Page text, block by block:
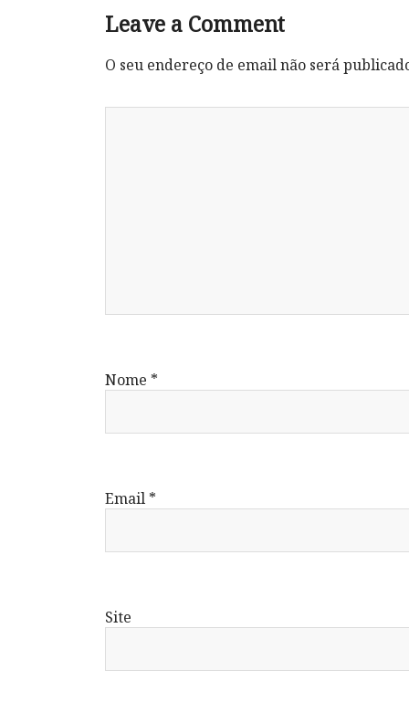
Leave a Comment
O seu endereço de email não será
Nome *
Email *
Site